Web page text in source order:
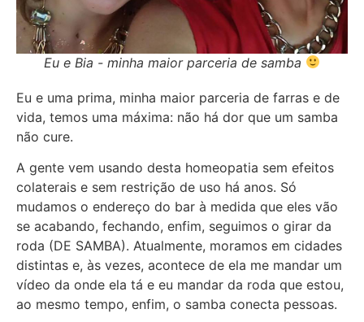
Eu e Bia - minha maior parceria de samba
Eu e uma prima, minha maior parceria de farras e de
vida, temos uma máxima: não há dor que um samba
não cure.
A gente vem usando desta homeopatia sem efeitos
colaterais e sem restrição de uso há anos. Só
mudamos o endereço do bar à medida que eles vão
se acabando, fechando, enfim, seguimos o girar da
roda (DE SAMBA). Atualmente, moramos em cidades
distintas e, às vezes, acontece de ela me mandar um
vídeo da onde ela tá e eu mandar da roda que estou,
ao mesmo tempo, enfim, o samba conecta pessoas.